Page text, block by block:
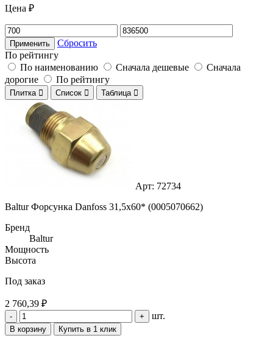
Цена ₽
Применить
Сбросить
По рейтингу
По наименованию
Сначала дешевые
Сначала
дорогие
По рейтингу
Плитка  Список  Таблица 
Арт: 72734
Baltur Форсунка Danfoss 31,5х60* (0005070662)
Бренд
Baltur
Мощность
Высота
Под заказ
2 760,39 ₽
- + шт.
В корзину Купить в 1 клик